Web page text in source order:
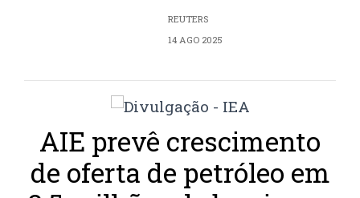
REUTERS
14 AGO 2025
AIE prevê crescimento
de oferta de petróleo em